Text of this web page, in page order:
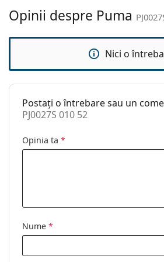
curățat:
Altele
Copii
Categorie:
Ochelari de
Brand:
Puma
Utilizare:
Modă
Opinii despre Puma
Nici o
Postați o întrebare sau un
PJ0027S 010 52
Opinia ta *
Nume *